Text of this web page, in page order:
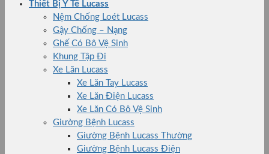
Thiết Bị Y Tế Lucass
Nệm Chống Loét Lucass
Gậy Chống – Nạng
Ghế Có Bô Vệ Sinh
Khung Tập Đi
Xe Lăn Lucass
Xe Lăn Tay Lucass
Xe Lăn Điện Lucass
Xe Lăn Có Bô Vệ Sinh
Giường Bệnh Lucass
Giường Bệnh Lucass Thường
Giường Bệnh Lucass Điện